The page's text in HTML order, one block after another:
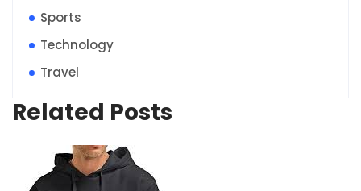
Sports
Technology
Travel
Related Posts